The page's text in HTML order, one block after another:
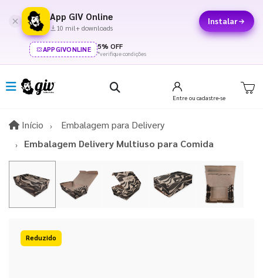
App GIV Online
10 mil+ downloads
Instalar
APPGIVONLINE 5% OFF
*verifique condições
Entre ou cadastre-se
Início InícioEmbalagem para Delivery
Embalagem Delivery Multiuso para Comida
15%OFF